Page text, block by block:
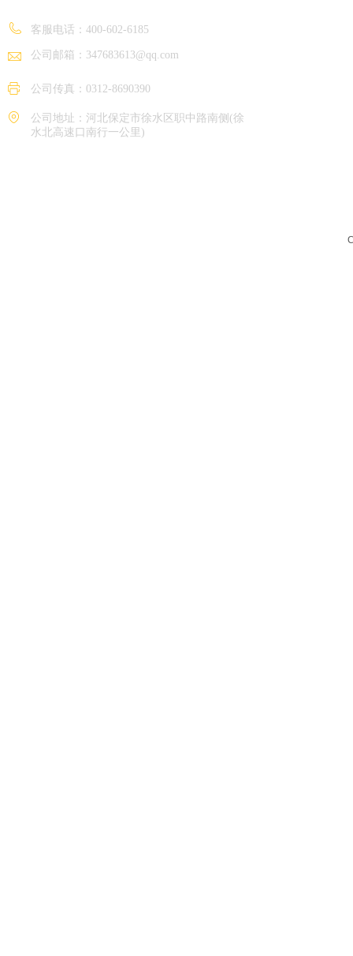
客服电话： 400-602-6185
公司邮箱：347683613@qq.com
公司传真：0312-8690390
公司地址：河北保定市徐水区职中路南侧(徐
水北高速口南行一公里)